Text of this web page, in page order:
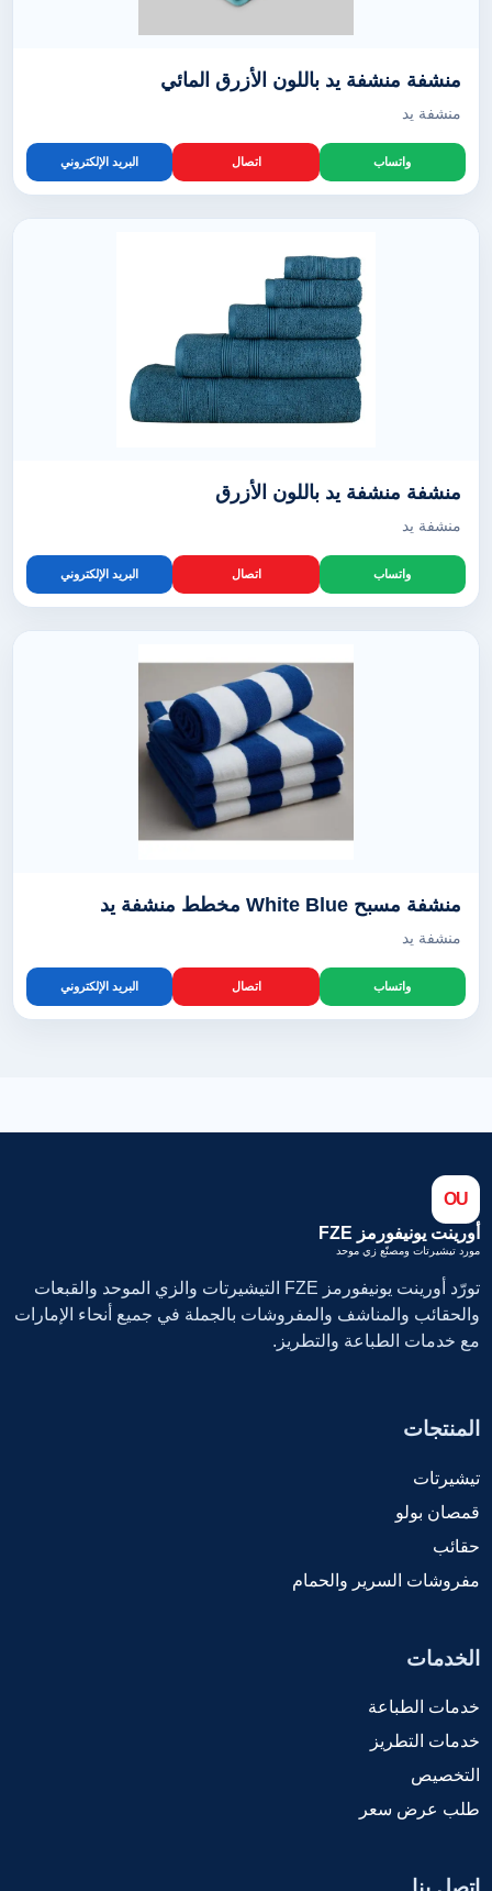
منشفة منشفة يد باللون الأزرق المائي
منشفة يد
واتساب اتصال البريد الإلكتروني
منشفة منشفة يد باللون الأزرق
منشفة يد
واتساب اتصال البريد الإلكتروني
منشفة مسبح White Blue مخطط منشفة يد
منشفة يد
واتساب اتصال البريد الإلكتروني
OU
أورينت يونيفورمز FZE
مورد تيشيرتات ومصنّع زي موحد
تورّد أورينت يونيفورمز FZE التيشيرتات والزي الموحد والقبعات
والحقائب والمناشف والمفروشات بالجملة في جميع أنحاء الإمارات
مع خدمات الطباعة والتطريز.
المنتجات
تيشيرتات
قمصان بولو
حقائب
مفروشات السرير والحمام
الخدمات
خدمات الطباعة
خدمات التطريز
التخصيص
طلب عرض سعر